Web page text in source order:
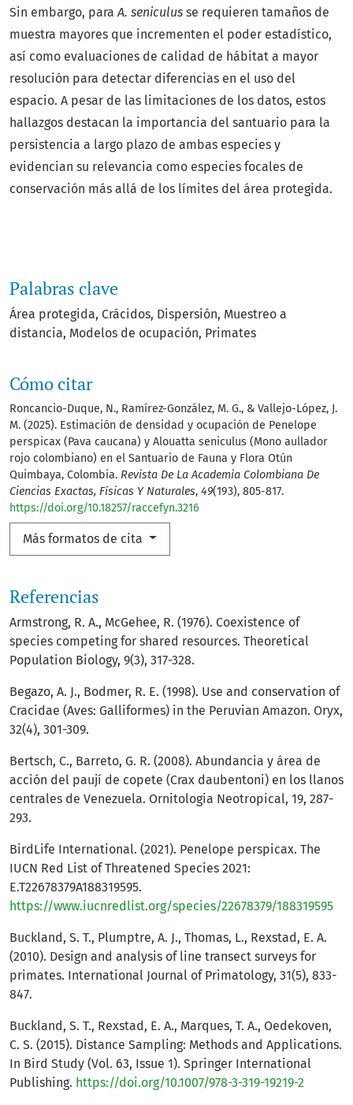
Palabras clave
Área protegida Crácidos Dispersión Muestreo a
distancia Modelos de ocupación Primates
Cómo citar
Roncancio-Duque, N., Ramírez-González, M. G., & Vallejo-López, J.
M. (2025). Estimación de densidad y ocupación de Penelope
perspicax (Pava caucana) y Alouatta seniculus (Mono aullador
rojo colombiano) en el Santuario de Fauna y Flora Otún
Quimbaya, Colombia. Revista De La Academia Colombiana De
Ciencias Exactas, Físicas Y Naturales, 49(193), 805-817.
https://doi.org/10.18257/raccefyn.3216
Más formatos de cita
Sin embargo, para A. seniculus se requieren tamaños de
muestra mayores que incrementen el poder estadístico,
así como evaluaciones de calidad de hábitat a mayor
resolución para detectar diferencias en el uso del
espacio. A pesar de las limitaciones de los datos, estos
hallazgos destacan la importancia del santuario para la
persistencia a largo plazo de ambas especies y
evidencian su relevancia como especies focales de
conservación más allá de los límites del área protegida.
Referencias
Armstrong, R. A., McGehee, R. (1976). Coexistence of
species competing for shared resources. Theoretical
Population Biology, 9(3), 317-328.
Begazo, A. J., Bodmer, R. E. (1998). Use and conservation of
Cracidae (Aves: Galliformes) in the Peruvian Amazon. Oryx,
32(4), 301-309.
Bertsch, C., Barreto, G. R. (2008). Abundancia y área de
acción del paují de copete (Crax daubentoni) en los llanos
centrales de Venezuela. Ornitologia Neotropical, 19, 287-
293.
BirdLife International. (2021). Penelope perspicax. The
IUCN Red List of Threatened Species 2021:
E.T22678379A188319595.
https://www.iucnredlist.org/species/22678379/188319595
Buckland, S. T., Plumptre, A. J., Thomas, L., Rexstad, E. A.
(2010). Design and analysis of line transect surveys for
primates. International Journal of Primatology, 31(5), 833-
847.
Buckland, S. T., Rexstad, E. A., Marques, T. A., Oedekoven,
C. S. (2015). Distance Sampling: Methods and Applications.
In Bird Study (Vol. 63, Issue 1). Springer International
Publishing. https://doi.org/10.1007/978-3-319-19219-2